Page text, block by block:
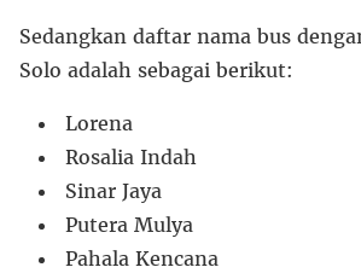
Sedangkan daftar nama bus
Solo adalah sebagai berikut:
Lorena
Rosalia Indah
Sinar Jaya
Putera Mulya
Pahala Kencana